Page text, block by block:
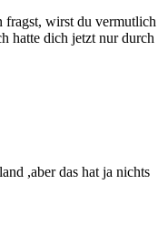
fragst, wirst du vermutlich
hatte dich jetzt nur durch
,aber das hat ja nichts